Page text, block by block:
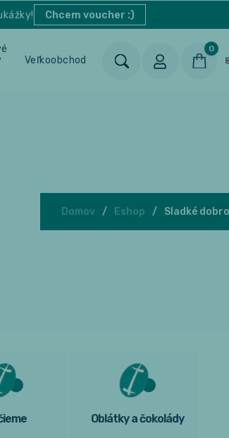
Chcem voucher :)
Veľkoobchod Blog Kontakt
0
Domov Eshop Sladké
Oblátky a čokolády